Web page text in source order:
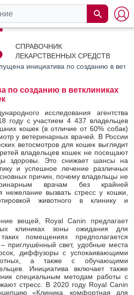
СПРАВОЧНИК
ЛЕКАРСТВЕННЫХ СРЕДСТВ
инициатива по созданию в
по созданию в ветклиниках
исследования агентства
году с участием 4 437 владельцев
кошек (в отличие от 60% собак)
у ветеринарных врачей. В России
ветосмотров для кошек выглядит
владельцев кошек не посещают
здоровы. Это снижает шансы на
и успешное лечение различных
причин, почему владельцы не
врачам без крайней
нежелание вызвать стресс у кошки,
животного в клинику и
вещей, Royal Canin предлагает
клиниках зоны ожидания для
помещениях предполагается
приглушённый свет, удобные места
диффузоры с успокаивающими
а также с обучающими
Инициатива включает также
специальным методам работы с
стресс. В 2020 году Royal Canin
«Клиника, комфортная для